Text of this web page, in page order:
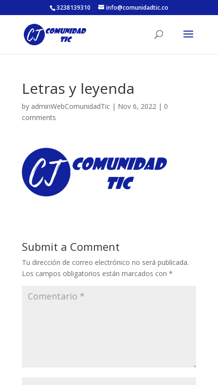
3238139310 info@comunidadtic.co
Letras y leyenda
by adminWebComunidadTic| Nov 6, 2022| 0
comments
Submit a Comment
Tu dirección de correo electrónico no será publicada.
Los campos obligatorios están marcados con *